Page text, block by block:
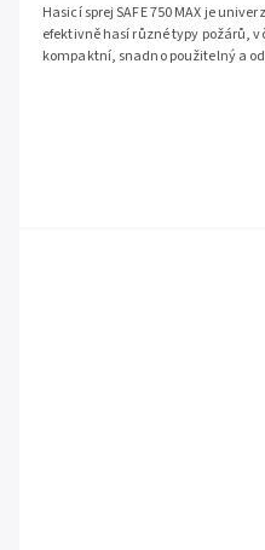
Hasicí sprej SAFE 750 MAX je
efektivně hasí různé typy požárů,
kompaktní, snadno použitelný a